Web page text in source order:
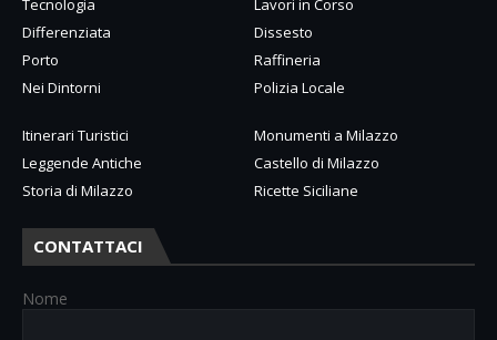
Tecnologia
Lavori in Corso
Differenziata
Dissesto
Porto
Raffineria
Nei Dintorni
Polizia Locale
Itinerari Turistici
Monumenti a Milazzo
Leggende Antiche
Castello di Milazzo
Storia di Milazzo
Ricette Siciliane
CONTATTACI
Nome